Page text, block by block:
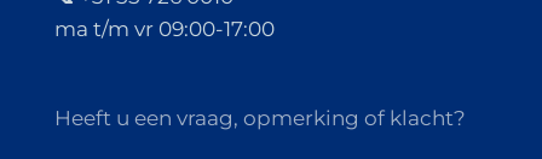
ma t/m vr 09:00-17:00
Heeft u een vraag, opmerking of klacht?